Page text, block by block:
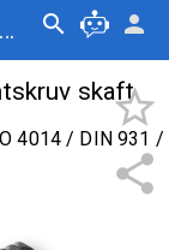
M20 x 300 search person
share
star_border
skaft
4014 / DIN 931 /